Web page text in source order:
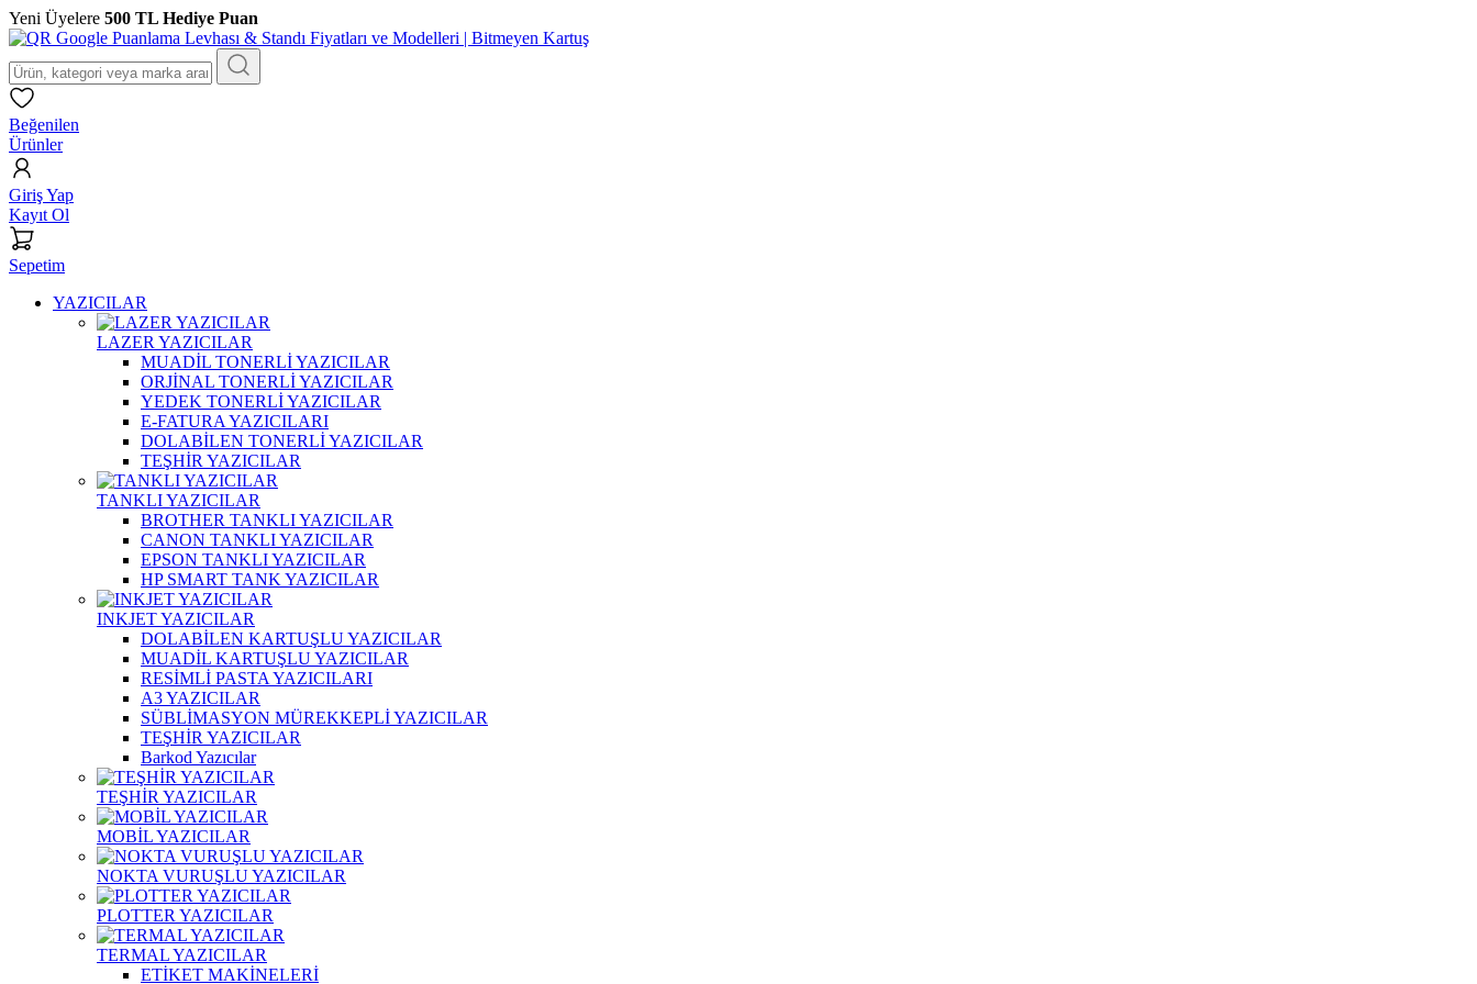
Yeni Üyelere 500 TL Hediye Puan
Beğenilen
Ürünler
Giriş Yap
Kayıt Ol
Sepetim
YAZICILAR
LAZER YAZICILAR
MUADİL TONERLİ YAZICILAR
ORJİNAL TONERLİ YAZICILAR
YEDEK TONERLİ YAZICILAR
E-FATURA YAZICILARI
DOLABİLEN TONERLİ YAZICILAR
TEŞHİR YAZICILAR
TANKLI YAZICILAR
BROTHER TANKLI YAZICILAR
CANON TANKLI YAZICILAR
EPSON TANKLI YAZICILAR
HP SMART TANK YAZICILAR
INKJET YAZICILAR
DOLABİLEN KARTUŞLU YAZICILAR
MUADİL KARTUŞLU YAZICILAR
RESİMLİ PASTA YAZICILARI
A3 YAZICILAR
SÜBLİMASYON MÜREKKEPLİ YAZICILAR
TEŞHİR YAZICILAR
Barkod Yazıcılar
TEŞHİR YAZICILAR
MOBİL YAZICILAR
NOKTA VURUŞLU YAZICILAR
PLOTTER YAZICILAR
TERMAL YAZICILAR
ETİKET MAKİNELERİ